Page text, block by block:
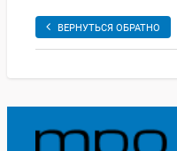
ВЕРНУТЬСЯ ОБРАТНО